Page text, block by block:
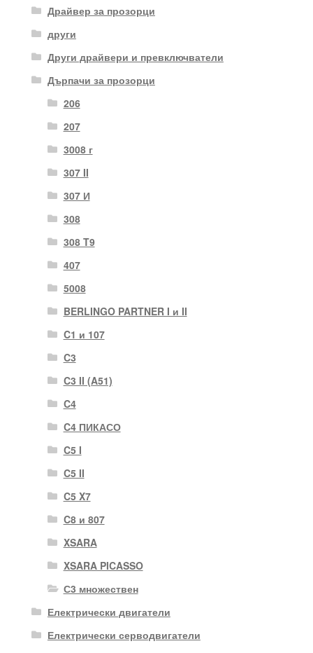
Драйвер за прозорци
други
Други драйвери и превключватели
Дърпачи за прозорци
206
207
3008 г
307 II
307 И
308
308 T9
407
5008
BERLINGO PARTNER I и II
C1 и 107
C3
C3 II (A51)
C4
C4 ПИКАСО
C5 I
C5 II
C5 X7
C8 и 807
XSARA
XSARA PICASSO
С3 множествен
Електрически двигатели
Електрически серводвигатели